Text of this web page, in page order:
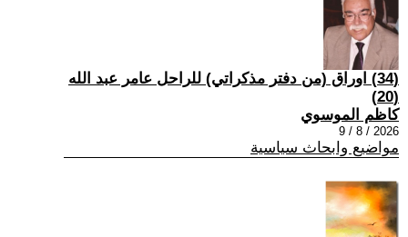
(34) اوراق (من دفتر مذكراتي) للراحل عامر عبد الله
(20)
كاظم الموسوي
2026 / 8 / 9
مواضيع وابحاث سياسية